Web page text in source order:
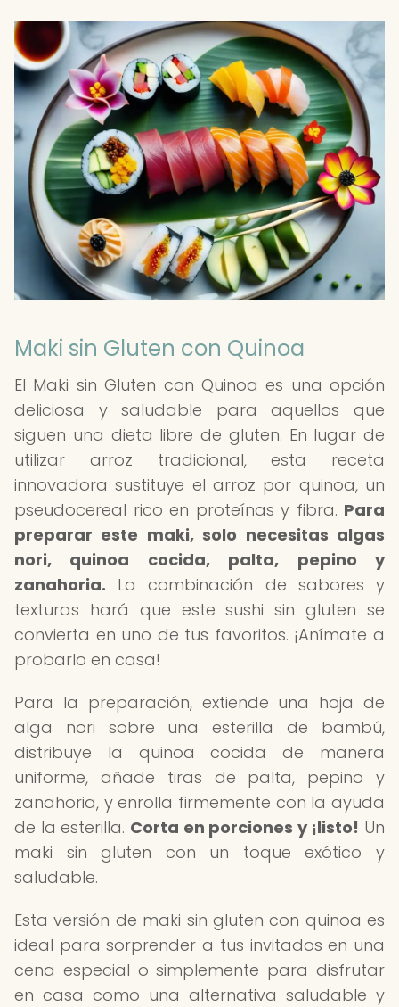
Maki sin Gluten con Quinoa
El Maki sin Gluten con Quinoa es una opción
deliciosa y saludable para aquellos que
siguen una dieta libre de gluten. En lugar de
utilizar arroz tradicional, esta receta
innovadora sustituye el arroz por quinoa, un
pseudocereal rico en proteínas y fibra. Para
preparar este maki, solo necesitas algas
nori, quinoa cocida, palta, pepino y
zanahoria. La combinación de sabores y
texturas hará que este sushi sin gluten se
convierta en uno de tus favoritos. ¡Anímate a
probarlo en casa!
Para la preparación, extiende una hoja de
alga nori sobre una esterilla de bambú,
distribuye la quinoa cocida de manera
uniforme, añade tiras de palta, pepino y
zanahoria, y enrolla firmemente con la ayuda
de la esterilla. Corta en porciones y ¡listo! Un
maki sin gluten con un toque exótico y
saludable.
Esta versión de maki sin gluten con quinoa es
ideal para sorprender a tus invitados en una
cena especial o simplemente para disfrutar
en casa como una alternativa saludable y